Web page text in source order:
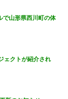
で山形県西川町の体
ェクトが紹介され